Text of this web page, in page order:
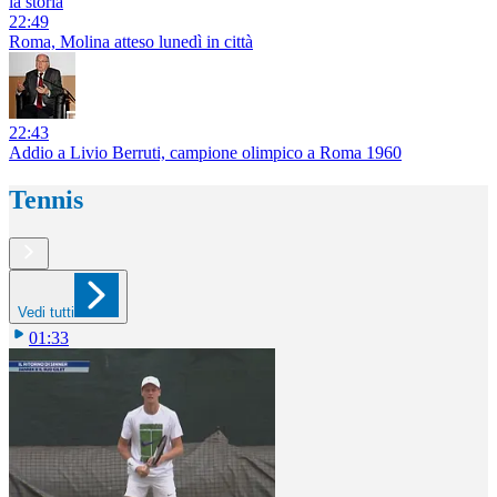
22:49
Roma, Molina atteso lunedì in città
22:43
Addio a Livio Berruti, campione olimpico a Roma 1960
Tennis
Vedi tutti
01:33